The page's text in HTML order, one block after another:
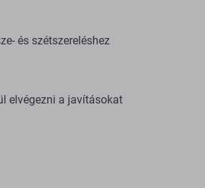
és szétszereléshez
elvégezni a javításokat